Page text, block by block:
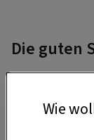
Die guten
frisst
wie Wie